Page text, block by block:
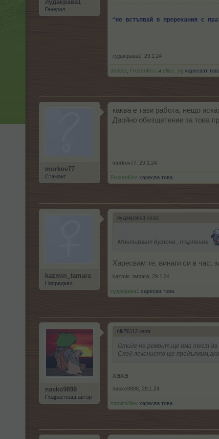
лудакрава1
Генерал
“Не встъпвай в пререкания с
лудакрава1 29.1.24
dedoto FrozenKiss и elliss_bg харесват
morkov77
Стажант
каква е тази работа, нещо
Двойно обезщетение за това
morkov77 29.1.24
FrozenKiss харесва това.
kazmin_tamara
Напреднал
лудакрава1 каза: ↑
Монтирват бутона , търпение
Харесвам те, винаги си в час,
kazmin_tamara 29.1.24
лудакрава1 харесва това.
nasko9898
Подрастващ автор
nik76112 каза: ↑
Отиде на ремонт,ще има тест да
След лечението ще
хаха
nasko9898 29.1.24
stanimiriliev харесва това.